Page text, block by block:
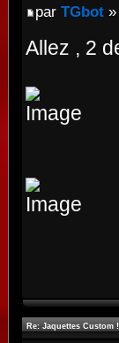
par TGbot
Allez , 2
Re: Jaquettes Custom !